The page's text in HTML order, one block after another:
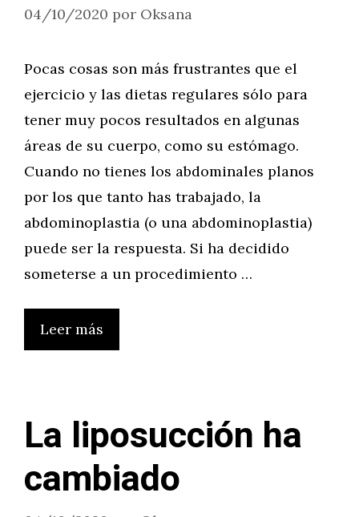
04/10/2020 por Oksana
Pocas cosas son más frustrantes que el
ejercicio y las dietas regulares sólo para
tener muy pocos resultados en algunas
áreas de su cuerpo, como su estómago.
Cuando no tienes los abdominales planos
por los que tanto has trabajado, la
abdominoplastia (o una abdominoplastia)
puede ser la respuesta. Si ha decidido
someterse a un procedimiento …
Leer más
La liposucción ha
cambiado